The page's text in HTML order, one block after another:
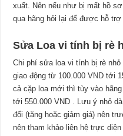
xuất. Nên nếu như bị mất hồ
qua hãng hỏi lại để được hỗ trợ
Sửa Loa vi tính bị rè
Chi phí sửa loa vi tính bị rè
giao động từ 100.000 VND tới
cả cặp loa mới thì tùy vào
tới 550.000 VND . Lưu ý nhỏ
đổi (tăng hoặc giảm giá) nên
nên tham khảo liên hệ trực